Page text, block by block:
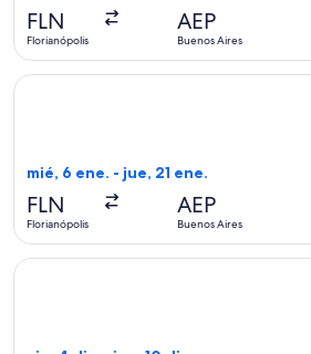
FLN
Florianópolis
AEP
Buenos Aires
mié, 6 ene. - jue, 21 ene.
FLN
Florianópolis
AEP
Buenos Aires
Seleccionar vuelo de Jetsmart SPA,
Seleccionar vuelo de Aerolineas